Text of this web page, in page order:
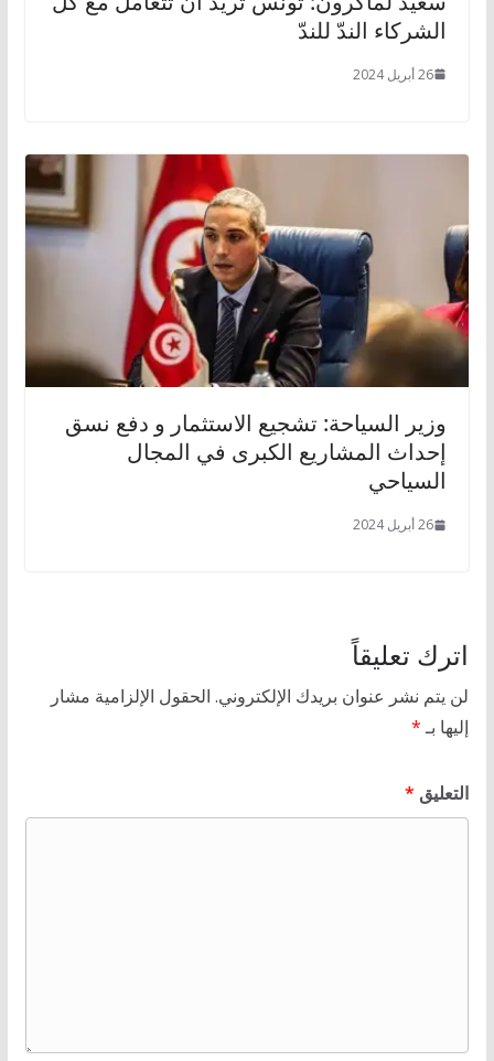
الشركاء الندّ للندّ
26 أبريل 2024
وزير السياحة: تشجيع الاستثمار و دفع نسق
إحداث المشاريع الكبرى في المجال
السياحي
26 أبريل 2024
اترك تعليقاً
لن يتم نشر عنوان بريدك الإلكتروني. الحقول الإلزامية مشار
إليها بـ*
التعليق *